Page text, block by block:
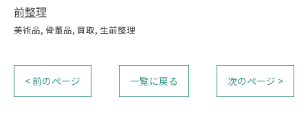
前整理
美術品 骨董品 買取 生前整理
< 前のページ 一覧に戻る 次のページ >